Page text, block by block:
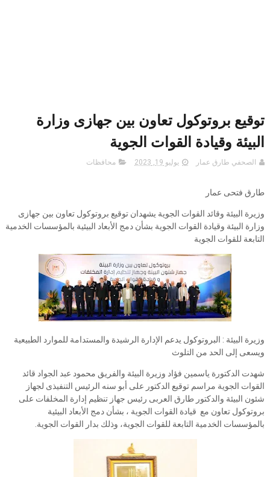
توقيع بروتوكول تعاون بين جهازى وزارة
البيئة وقيادة القوات الجوية
الصحفي طارق عمار يوليو 19, 2023 محافظات
طارق فتحى عمار
وزيرة البيئة وقائد القوات الجوية يشهدان توقيع بروتوكول تعاون بين جهازى
وزارة البيئة وقيادة القوات الجوية بشأن دمج الأبعاد البيئية بالمؤسسات الخدمية
التابعة للقوات الجوية
وزيرة البيئة : البروتوكول يدعم الإدارة الرشيدة والمستدامة للموارد الطبيعية
ويسعى إلى الحد من التلوث
شهدت الدكتورة ياسمين فؤاد وزيرة البيئة والفريق محمود عبد الجواد قائد
القوات الجوية مراسم توقيع الدكتور على أبو سنه الرئيس التنفيذى لجهاز
شئون البيئة والدكتور طارق العربى رئيس جهاز تنظيم إدارة المخلفات على
بروتوكول تعاون مع قيادة القوات الجوية ، بشأن دمج الأبعاد البيئية
بالمؤسسات الخدمية التابعة للقوات الجوية، وذلك بدار القوات الجوية.